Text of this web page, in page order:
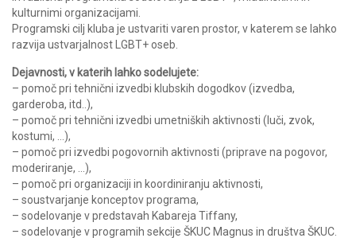
kulturnimi organizacijami.
Programski cilj kluba je ustvariti varen prostor, v katerem se lahko
razvija ustvarjalnost LGBT+ oseb.
Dejavnosti, v katerih lahko sodelujete:
– pomoč pri tehnični izvedbi klubskih dogodkov (izvedba,
garderoba, itd..),
– pomoč pri tehnični izvedbi umetniških aktivnosti (luči, zvok,
kostumi, …),
– pomoč pri izvedbi pogovornih aktivnosti (priprave na pogovor,
moderiranje, …),
– pomoč pri organizaciji in koordiniranju aktivnosti,
– soustvarjanje konceptov programa,
– sodelovanje v predstavah Kabareja Tiffany,
– sodelovanje v programih sekcije ŠKUC Magnus in društva ŠKUC.